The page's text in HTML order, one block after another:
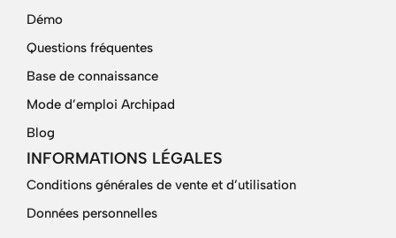
Démo
Questions fréquentes
Base de connaissance
Mode d’emploi Archipad
Blog
INFORMATIONS LÉGALES
Conditions générales de vente et d’utilisation
Données personnelles